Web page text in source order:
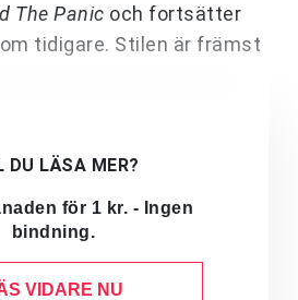
The Panic och fortsätter
tidigare. Stilen är främst
DU LÄSA MER?
för 1 kr. - Ingen
bindning.
VIDARE NU